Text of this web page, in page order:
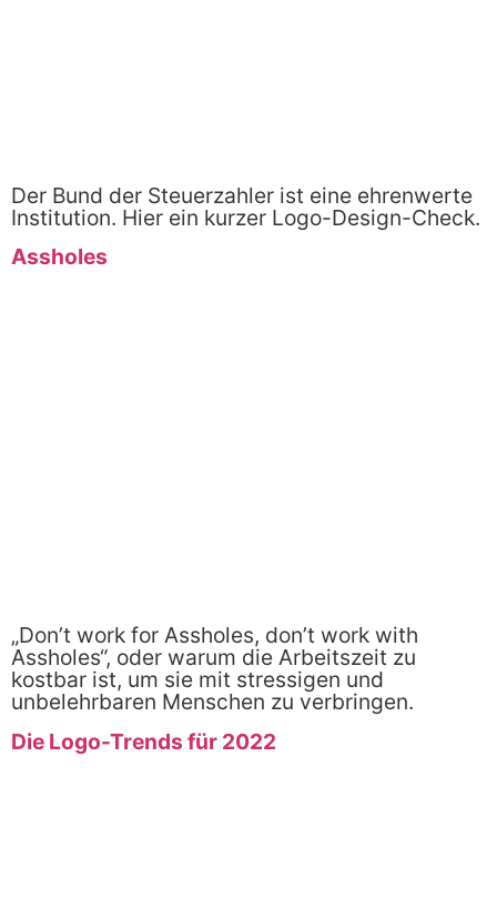
Der Bund der Steuerzahler ist eine ehrenwerte
Institution. Hier ein kurzer Logo-Design-Check.
Assholes
„Don’t work for Assholes, don’t work with
Assholes“, oder warum die Arbeitszeit zu
kostbar ist, um sie mit stressigen und
unbelehrbaren Menschen zu verbringen.
Die Logo-Trends für 2022